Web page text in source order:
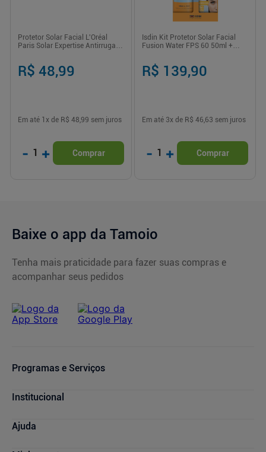
Protetor Solar Facial L'Oréal
Paris Solar Expertise Antirrugas -
R$ 48,99
Em até 1 x de R$ 48,99 sem juros
- 1 + Comprar
Isdin Kit Protetor Solar Facial
Fusion Water FPS 60 50ml +
R$ 139,90
Em até 3x de R$ 46,63 sem juros
- 1 + Comprar
Baixe o app da Tamoio
Tenha mais praticidade para fazer suas compras e
acompanhar seus pedidos
Programas e Serviços
Serviços Farmacêuticos
Cupons de Desconto
Institucional
Nossas Lojas
Ajuda